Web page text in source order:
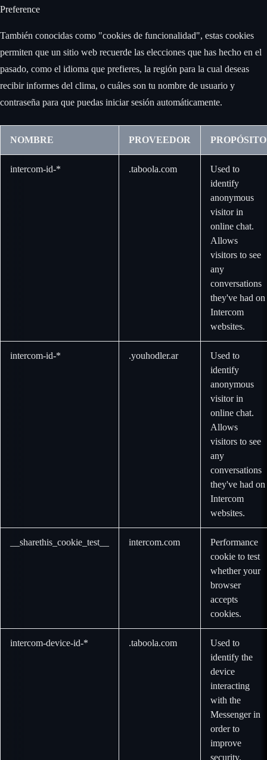
Preference
También conocidas como "cookies de funcionalidad", estas cookies
permiten que un sitio web recuerde las elecciones que has hecho en el
pasado, como el idioma que prefieres, la región para la cual deseas
recibir informes del clima, o cuáles son tu nombre de usuario y
contraseña para que puedas iniciar sesión automáticamente.
NOMBRE PROVEEDOR PROPÓSITO
intercom-id-* .taboola.com
Used to
identify
anonymous
visitor in
online chat.
Allows
visitors to see
any
conversations
they've had on
Intercom
websites.
intercom-id-* .youhodler.ar
Used to
identify
anonymous
visitor in
online chat.
Allows
visitors to see
any
conversations
they've had on
Intercom
websites.
__sharethis_cookie_test__ intercom.com
Performance
cookie to test
whether your
browser
accepts
cookies.
intercom-device-id-* .taboola.com
Used to
identify the
device
interacting
with the
Messenger in
order to
improve
security.